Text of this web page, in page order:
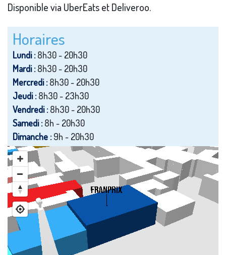
Disponible via UberEats et Deliveroo.
Horaires
Lundi :8h30 - 20h30
Mardi :8h30 - 20h30
Mercredi :8h30 - 20h30
Jeudi :8h30 - 23h30
Vendredi :8h30 - 20h30
Samedi :8h - 20h30
Dimanche :9h - 20h30